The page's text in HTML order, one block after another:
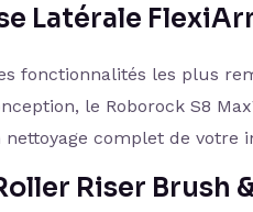
Latérale
fonctionnalités les plus
le Roborock S8
nettoyage complet de votre
Riser Brush